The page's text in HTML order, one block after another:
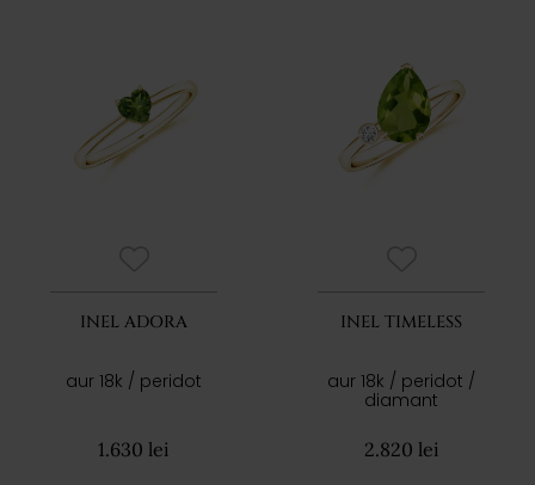
INEL ADORA
aur 18k / peridot
1.630 lei
INEL TIMELESS
aur 18k / peridot /
diamant
2.820 lei